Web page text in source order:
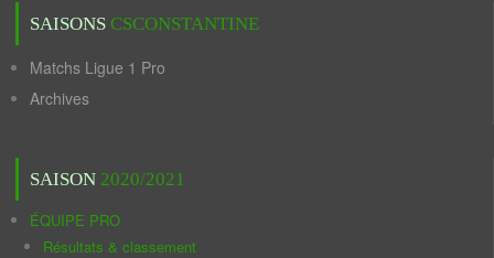
SAISONS CSCONSTANTINE
Matchs Ligue 1 Pro
Archives
SAISON 2020/2021
ÉQUIPE PRO
Résultats & classement